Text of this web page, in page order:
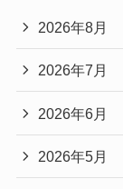
2026年8月
2026年7月
2026年6月
2026年5月